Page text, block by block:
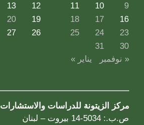
9
10
11
12
13
16
17
18
19
20
23
24
25
26
27
30
31
« نوفمبر
يناير »
مركز الزيتونة للدراسات والاستشارات
ص.ب.: 5034-14 بيروت – لبنان